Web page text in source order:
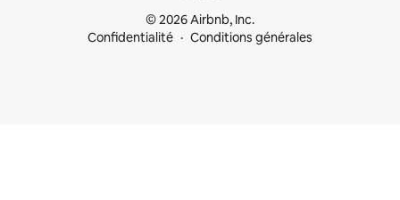
© 2026 Airbnb, Inc.
Confidentialité
Conditions générales